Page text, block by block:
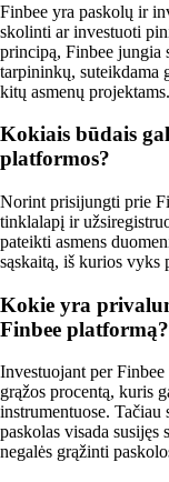
Finbee yra paskolų ir
skolinti ar investuoti
principą, Finbee jungia
tarpininkų, suteikdama
kitų asmenų projektams.
Kokiais būdais
platformos?
Norint prisijungti prie
tinklalapį ir
pateikti asmens
sąskaitą, iš kurios vyks
Kokie yra
Finbee platformą?
Investuojant per
grąžos procentą, kuris
instrumentuose.
paskolas visada
negalės grąžinti